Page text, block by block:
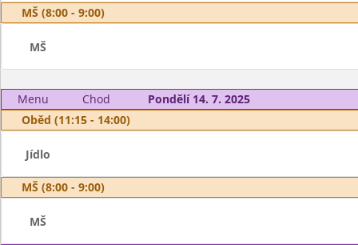
MŠ (8:00 - 9:00)
MŠ
Menu Chod
Pondělí 14. 7. 2025
Oběd (11:15 - 14:00)
Jídlo
MŠ (8:00 - 9:00)
MŠ